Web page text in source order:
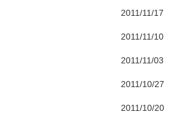
2011/11/17
2011/11/10
2011/11/03
2011/10/27
2011/10/20